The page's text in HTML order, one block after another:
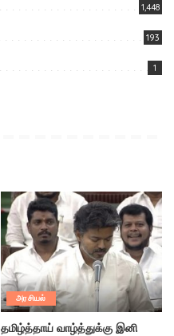
1,448
193
1
அரசியல்
தமிழ்த்தாய் வாழ்த்துக்கு இனி